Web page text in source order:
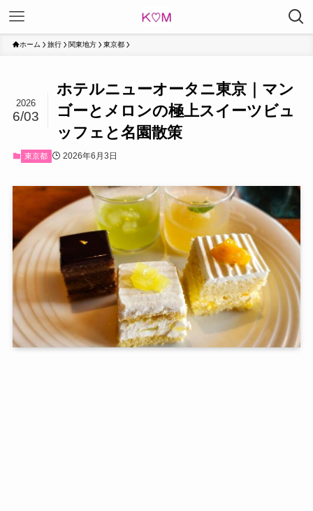
ホーム 旅行 関東地方 東京都
ホテルニューオータニ東京｜マン
ゴーとメロンの極上スイーツビュ
ッフェと名園散策
2026
6/03
東京都 2026年6月3日